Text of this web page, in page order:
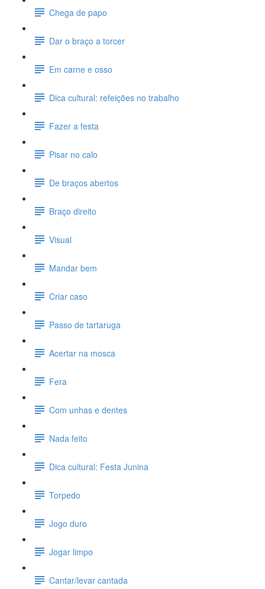
Chega de papo
Dar o braço a torcer
Em carne e osso
Dica cultural: refeições no trabalho
Fazer a festa
Pisar no calo
De braços abertos
Braço direito
Visual
Mandar bem
Criar caso
Passo de tartaruga
Acertar na mosca
Fera
Com unhas e dentes
Nada feito
Dica cultural: Festa Junina
Torpedo
Jogo duro
Jogar limpo
Cantar/levar cantada